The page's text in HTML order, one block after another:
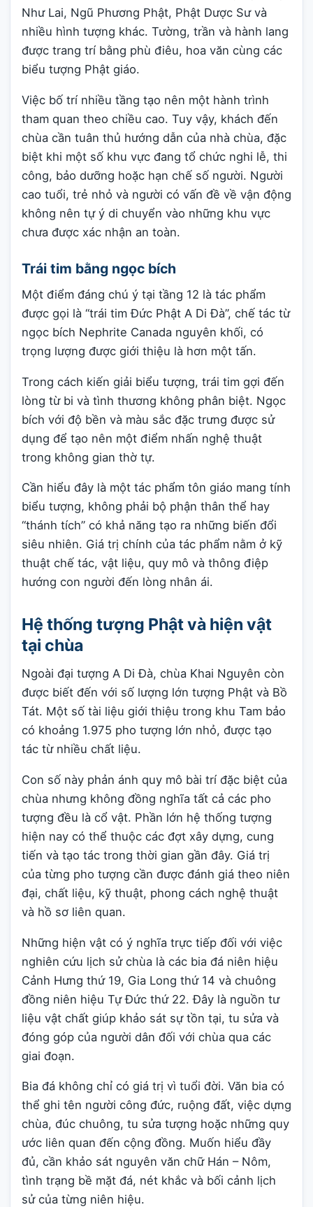
Như Lai, Ngũ Phương Phật, Phật Dược Sư và
nhiều hình tượng khác. Tường, trần và hành lang
được trang trí bằng phù điêu, hoa văn cùng các
biểu tượng Phật giáo.
Việc bố trí nhiều tầng tạo nên một hành trình
tham quan theo chiều cao. Tuy vậy, khách đến
chùa cần tuân thủ hướng dẫn của nhà chùa, đặc
biệt khi một số khu vực đang tổ chức nghi lễ, thi
công, bảo dưỡng hoặc hạn chế số người. Người
cao tuổi, trẻ nhỏ và người có vấn đề về vận động
không nên tự ý di chuyển vào những khu vực
chưa được xác nhận an toàn.
Trái tim bằng ngọc bích
Một điểm đáng chú ý tại tầng 12 là tác phẩm
được gọi là “trái tim Đức Phật A Di Đà”, chế tác từ
ngọc bích Nephrite Canada nguyên khối, có
trọng lượng được giới thiệu là hơn một tấn.
Trong cách kiến giải biểu tượng, trái tim gợi đến
lòng từ bi và tình thương không phân biệt. Ngọc
bích với độ bền và màu sắc đặc trưng được sử
dụng để tạo nên một điểm nhấn nghệ thuật
trong không gian thờ tự.
Cần hiểu đây là một tác phẩm tôn giáo mang tính
biểu tượng, không phải bộ phận thân thể hay
“thánh tích” có khả năng tạo ra những biến đổi
siêu nhiên. Giá trị chính của tác phẩm nằm ở kỹ
thuật chế tác, vật liệu, quy mô và thông điệp
hướng con người đến lòng nhân ái.
Hệ thống tượng Phật và hiện vật
tại chùa
Ngoài đại tượng A Di Đà, chùa Khai Nguyên còn
được biết đến với số lượng lớn tượng Phật và Bồ
Tát. Một số tài liệu giới thiệu trong khu Tam bảo
có khoảng 1.975 pho tượng lớn nhỏ, được tạo
tác từ nhiều chất liệu.
Con số này phản ánh quy mô bài trí đặc biệt của
chùa nhưng không đồng nghĩa tất cả các pho
tượng đều là cổ vật. Phần lớn hệ thống tượng
hiện nay có thể thuộc các đợt xây dựng, cung
tiến và tạo tác trong thời gian gần đây. Giá trị
của từng pho tượng cần được đánh giá theo niên
đại, chất liệu, kỹ thuật, phong cách nghệ thuật
và hồ sơ liên quan.
Những hiện vật có ý nghĩa trực tiếp đối với việc
nghiên cứu lịch sử chùa là các bia đá niên hiệu
Cảnh Hưng thứ 19, Gia Long thứ 14 và chuông
đồng niên hiệu Tự Đức thứ 22. Đây là nguồn tư
liệu vật chất giúp khảo sát sự tồn tại, tu sửa và
đóng góp của người dân đối với chùa qua các
giai đoạn.
Bia đá không chỉ có giá trị vì tuổi đời. Văn bia có
thể ghi tên người công đức, ruộng đất, việc dựng
chùa, đúc chuông, tu sửa tượng hoặc những quy
ước liên quan đến cộng đồng. Muốn hiểu đầy
đủ, cần khảo sát nguyên văn chữ Hán – Nôm,
tình trạng bề mặt đá, nét khắc và bối cảnh lịch
sử của từng niên hiệu.